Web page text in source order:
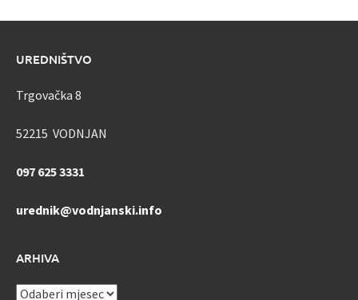
UREDNIŠTVO
Trgovačka 8
52215 VODNJAN
097 625 3331
urednik@vodnjanski.info
ARHIVA
ARHIVA